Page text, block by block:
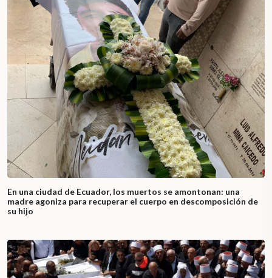
En una ciudad de Ecuador, los muertos se amontonan: una
madre agoniza para recuperar el cuerpo en descomposición de
su hijo